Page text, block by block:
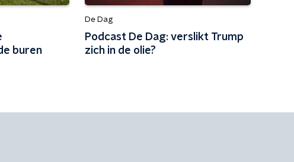
buren
De Dag
Podcast De Dag: verslikt Trump
zich in de olie?